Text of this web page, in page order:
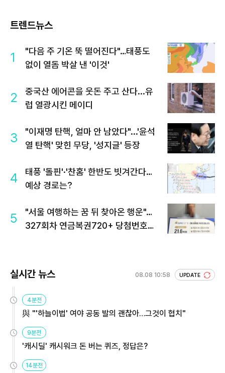
트렌드뉴스
1
"다음 주 기온 뚝 떨어진다"…태풍도
없이 열돔 박살 낸 '이것'
2
중국산 에어콘을 웃돈 주고 산다...유
럽 열광시킨 메이디
3
"이재명 탄핵, 얼마 안 남았다"...'윤석
열 탄핵' 맞힌 무당, '성지글' 등장
4
태풍 '돌핀'·'찬홈' 한반도 빗겨간다…
예상 경로는?
5
"서울 여행하는 꿈 뒤 찾아온 행운"…
327회차 연금복권720+ 당첨번호조
실시간 뉴스 08.08 10:58 UPDATE
4분전
與 "'하늘이법' 여야 공동 발의 괜찮아…그것이 협치"
9분전
'캐시딜' 캐시워크 돈 버는 퀴즈, 정답은?
14분전